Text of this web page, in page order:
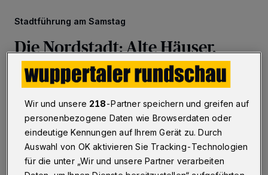
Stadtführung am Samstag
Die Nordstadt: Alte Häuser,
buntes Leben
Wuppertal
Vollendete Harmonie wird man in einer
Großstadt nie erwarten dürfen, dafür aber ein
schillerndes Miteinander. Genau dafür steht das
ehemalige Beamtenquartier der Wuppertaler Nordstadt,
das besonders früh von der einst so genannten
alternativen Szene vereinnahmt und geprägt wurde.
Dort beginnt am Samstag (18. Juni) um 14 Uhr eine
Wir und unsere 218-Partner speichern und greifen auf
personenbezogene Daten wie Browserdaten oder
eindeutige Kennungen auf Ihrem Gerät zu. Durch
Auswahl von OK aktivieren Sie Tracking-Technologien
für die unter „Wir und unsere Partner verarbeiten